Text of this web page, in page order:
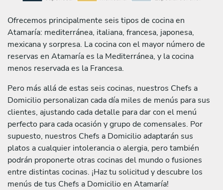
Ofrecemos principalmente seis tipos de cocina en
Atamaría: mediterránea, italiana, francesa, japonesa,
mexicana y sorpresa. La cocina con el mayor número de
reservas en Atamaría es la Mediterránea, y la cocina
menos reservada es la Francesa.
Pero más allá de estas seis cocinas, nuestros Chefs a
Domicilio personalizan cada día miles de menús para sus
clientes, ajustando cada detalle para dar con el menú
perfecto para cada ocasión y grupo de comensales. Por
supuesto, nuestros Chefs a Domicilio adaptarán sus
platos a cualquier intolerancia o alergia, pero también
podrán proponerte otras cocinas del mundo o fusiones
entre distintas cocinas. ¡Haz tu solicitud y descubre los
menús de tus Chefs a Domicilio en Atamaría!